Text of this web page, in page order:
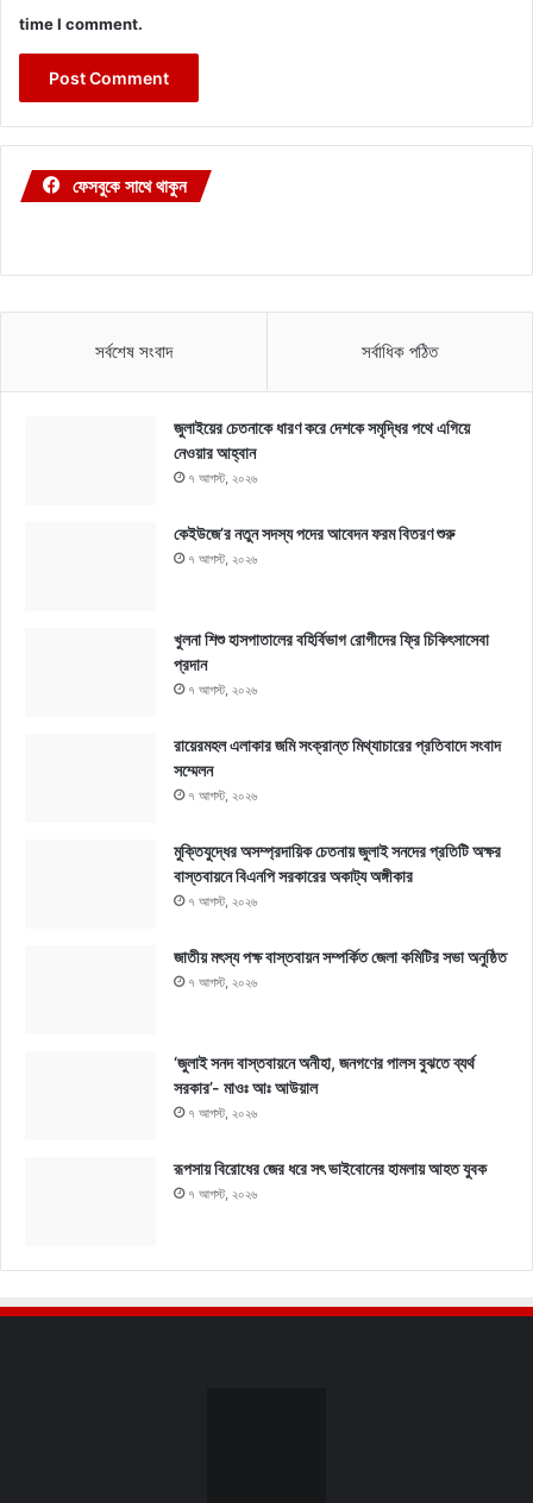
time I comment.
ফেসবুকে সাথে থাকুন
সর্বশেষ সংবাদ সর্বাধিক পঠিত
জুলাইয়ের চেতনাকে ধারণ করে দেশকে সমৃদ্ধির পথে এগিয়ে
নেওয়ার আহ্বান
৭ আগস্ট, ২০২৬
কেইউজে’র নতুন সদস্য পদের আবেদন ফরম বিতরণ শুরু
৭ আগস্ট, ২০২৬
খুলনা শিশু হাসপাতালের বহির্বিভাগ রোগীদের ফ্রি চিকিৎসাসেবা
প্রদান
৭ আগস্ট, ২০২৬
রায়েরমহল এলাকার জমি সংক্রান্ত মিথ্যাচারের প্রতিবাদে সংবাদ
সম্মেলন
৭ আগস্ট, ২০২৬
মুক্তিযুদ্ধের অসম্প্রদায়িক চেতনায় জুলাই সনদের প্রতিটি অক্ষর
বাস্তবায়নে বিএনপি সরকারের অকাট্য অঙ্গীকার
৭ আগস্ট, ২০২৬
জাতীয় মৎস্য পক্ষ বাস্তবায়ন সম্পর্কিত জেলা কমিটির সভা অনুষ্ঠিত
৭ আগস্ট, ২০২৬
‘জুলাই সনদ বাস্তবায়নে অনীহা, জনগণের পালস বুঝতে ব্যর্থ
সরকার’- মাওঃ আঃ আউয়াল
৭ আগস্ট, ২০২৬
রূপসায় বিরোধের জের ধরে সৎ ভাইবোনের হামলায় আহত যুবক
৭ আগস্ট, ২০২৬